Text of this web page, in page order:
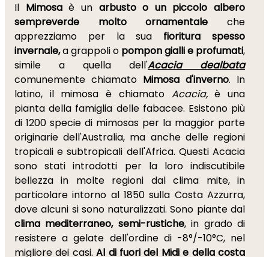
Il Mimosaè un arbusto o un piccolo albero
sempreverde molto ornamentale che
apprezziamo per la sua fioritura spesso
invernale,a grappoli o pompon gialli e profumati,
simile a quella dell'Acacia dealbata
comunemente chiamato Mimosa d'inverno. In
latino, il mimosa è chiamato Acacia,è una
pianta della famiglia delle fabacee. Esistono più
di 1200 specie di mimosas per la maggior parte
originarie dell'Australia, ma anche delle regioni
tropicali e subtropicali dell'Africa. Questi Acacia
sono stati introdotti per la loro indiscutibile
bellezza in molte regioni dal clima mite, in
particolare intorno al 1850 sulla Costa Azzurra,
dove alcuni si sono naturalizzati. Sono piante dal
clima mediterraneo, semi-rustiche, in grado di
resistere a gelate dell'ordine di -8°/-10°C, nel
migliore dei casi.Al di fuori del Midi e della costa